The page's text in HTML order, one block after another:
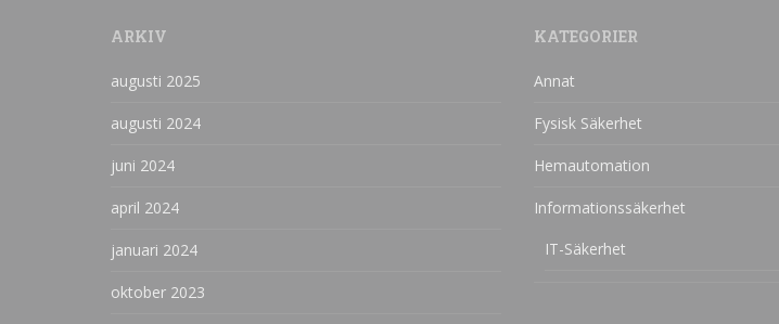
ARKIV
augusti 2025
augusti 2024
juni 2024
april 2024
januari 2024
oktober 2023
KATEGORIER
Annat
Fysisk Säkerhet
Hemautomation
Informationssäkerhet
IT-Säkerhet